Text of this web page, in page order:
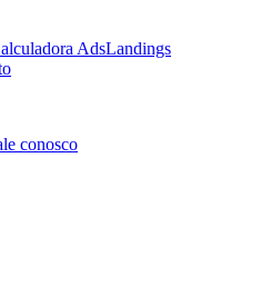
AdsLandings
conosco